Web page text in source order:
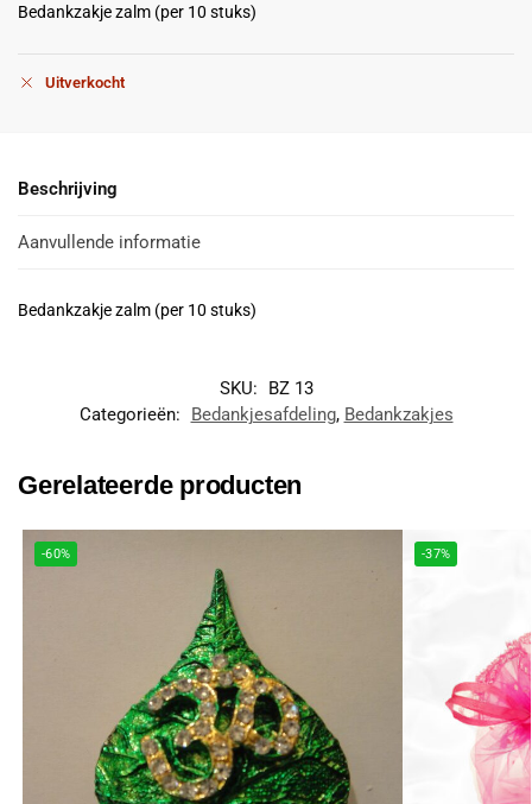
Bedankzakje zalm (per 10 stuks)
Uitverkocht
Beschrijving
Aanvullende informatie
Bedankzakje zalm (per 10 stuks)
SKU:
BZ 13
Categorieën:
Bedankjesafdeling, Bedankzakjes
Gerelateerde producten
-60% -37%